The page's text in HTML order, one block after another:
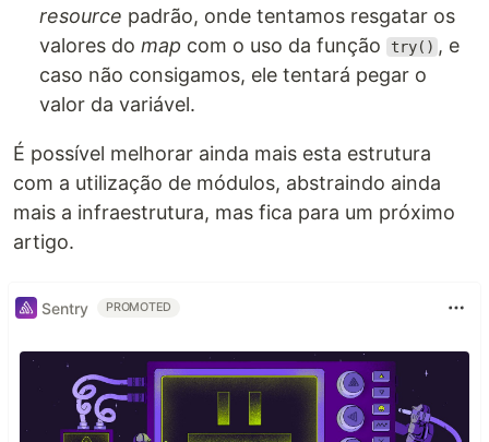
resource padrão, onde tentamos resgatar os
valores do map com o uso da função try() , e
caso não consigamos, ele tentará pegar o
valor da variável.
É possível melhorar ainda mais esta estrutura
com a utilização de módulos, abstraindo ainda
mais a infraestrutura, mas fica para um próximo
artigo.
Sentry PROMOTED